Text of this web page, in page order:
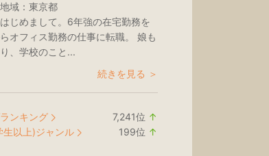
域： 東京都
はじめまして。6年強の在宅勤務を
オフィス勤務の仕事に転職。 娘も
、学校のこと...
続きを見る ＞
ンキング 7,241位 ↑
生以上)ジャンル 199位 ↑